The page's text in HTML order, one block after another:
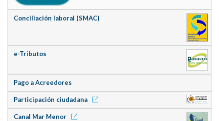
Conciliación laboral (SMAC)
e-Tributos
Pago a Acreedores
Participación ciudadana
Canal Mar Menor